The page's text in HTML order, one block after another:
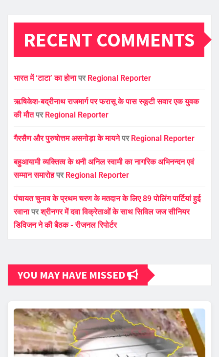
RECENT COMMENTS
भारत में ‘टाटा’ का होनापर Regional Reporter
ऋषिकेश-बद्रीनाथ राजमार्ग पर फरासू के पास स्कूटी सवार एक युवक
की मौतपर Regional Reporter
गैरसैण और पुरुषोत्तम असनोड़ा के मायनेपर Regional Reporter
बहुआयामी व्यक्तित्व के धनी अनिल स्वामी का नागरिक अभिनन्दन एवं
सम्मान समारोहपर Regional Reporter
पंचायत चुनाव के प्रथम चरण के मतदान के लिए 89 पोलिंग पार्टियां हुई
रवानापरश्रीनगर में दवा विक्रेताओं के साथ सिविल जज सीनियर
डिविजन ने की बैठक - रीजनल रिपोर्टर
YOU MAY HAVE MISSED